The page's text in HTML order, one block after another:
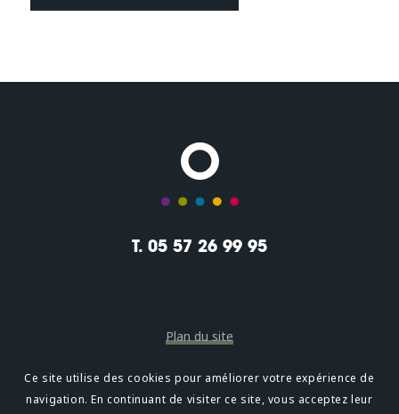
T. 05 57 26 99 95
Plan du site
Mentions légales
Ce site utilise des cookies pour améliorer votre expérience de
navigation. En continuant de visiter ce site, vous acceptez leur